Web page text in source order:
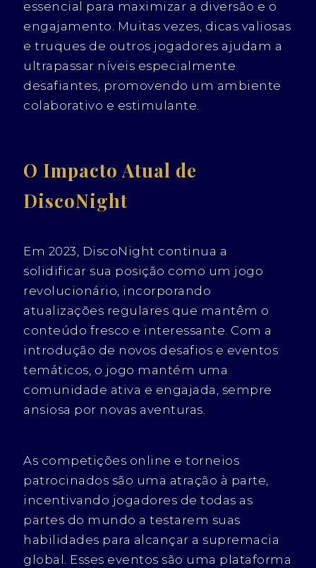
essencial para maximizar a diversão e o
engajamento. Muitas vezes, dicas valiosas
e truques de outros jogadores ajudam a
ultrapassar níveis especialmente
desafiantes, promovendo um ambiente
colaborativo e estimulante.
O Impacto Atual de
DiscoNight
Em 2023, DiscoNight continua a
solidificar sua posição como um jogo
revolucionário, incorporando
atualizações regulares que mantêm o
conteúdo fresco e interessante. Com a
introdução de novos desafios e eventos
temáticos, o jogo mantém uma
comunidade ativa e engajada, sempre
ansiosa por novas aventuras.
As competições online e torneios
patrocinados são uma atração à parte,
incentivando jogadores de todas as
partes do mundo a testarem suas
habilidades para alcançar a supremacia
global. Esses eventos são uma plataforma